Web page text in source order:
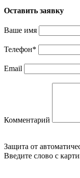
Оставить заявку
Ваше имя
Телефон*
Email
Комментарий
Защита от
Введите слово с